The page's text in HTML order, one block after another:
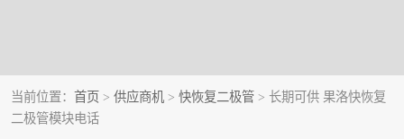
当前位置： 首页 > 供应商机 > 快恢复二极管 > 长期可供 果洛快恢复
二极管模块电话